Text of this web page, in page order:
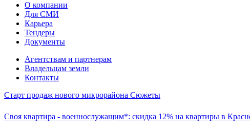
О компании
Для СМИ
Карьера
Тендеры
Документы
Агентствам и партнерам
Владельцам земли
Контакты
Старт продаж нового микрорайона Сюжеты
Своя квартира - военнослужащим*: скидка 12% на квартиры в